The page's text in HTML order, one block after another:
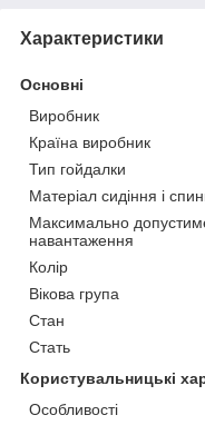
Характеристики
Основні
Виробник
Країна виробник
Тип гойдалки
Матеріал сидіння і
Максимально
навантаження
Колір
Вікова група
Стан
Стать
Користувальницькі
Особливості